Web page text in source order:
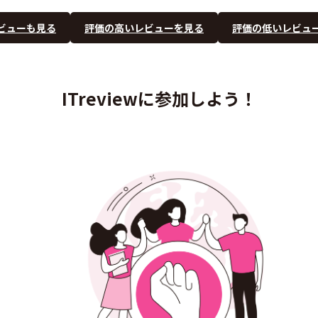
ューも見る 評価の高いレビューを見る 評価の低いレビュ
ITreviewに参加しよう！